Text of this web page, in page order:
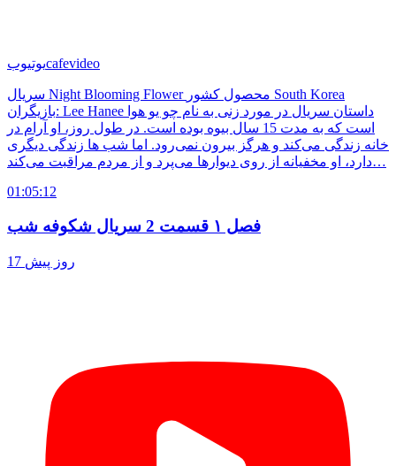
یوتیوبcafevideo
سریال Night Blooming Flower محصول کشور South Korea
بازیگران: Lee Hanee داستان سریال در مورد زنی به نام چو یو هوا
است که به مدت 15 سال بیوه بوده است. در طول روز، او آرام در
خانه زندگی می‌کند و هرگز بیرون نمی‌رود. اما شب ها زندگی دیگری
دارد، او مخفیانه از روی دیوارها می‌پرد و از مردم مراقبت می‌کند…
01:05:12
فصل ۱ قسمت 2 سریال شکوفه شب
17 روز پیش